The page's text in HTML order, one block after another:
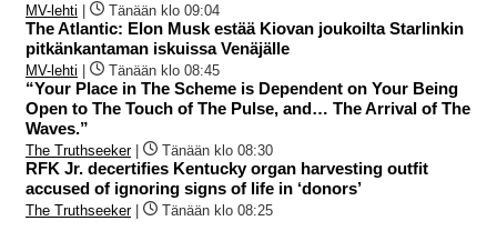
MV-lehti Tänään klo 09:04
The Atlantic: Elon Musk estää Kiovan joukoilta Starlinkin
pitkänkantaman iskuissa Venäjälle
MV-lehti Tänään klo 08:45
“Your Place in The Scheme is Dependent on Your Being
Open to The Touch of The Pulse, and… The Arrival of The
Waves.”
The Truthseeker| Tänään klo 08:30
RFK Jr. decertifies Kentucky organ harvesting outfit
accused of ignoring signs of life in ‘donors’
The Truthseeker| Tänään klo 08:25